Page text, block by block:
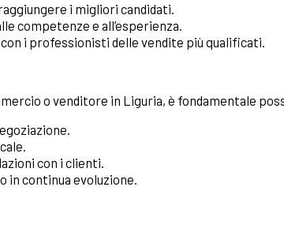
i migliori candidati.
competenze e all’esperienza.
i professionisti delle vendite più qualificati.
o venditore in Liguria, è fondamentale
con i clienti.
in continua evoluzione.